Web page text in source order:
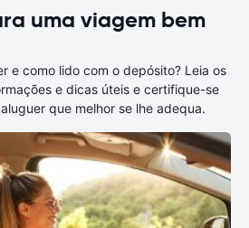
uma viagem bem
e como lido com o depósito? Leia os
e dicas úteis e certifique-se
que melhor se lhe adequa.